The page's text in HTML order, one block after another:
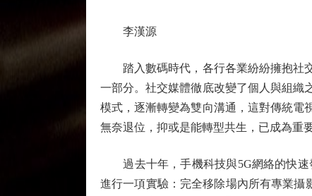
李漢源
踏入數碼時代，各行各業紛紛擁抱社交
一部分。社交媒體徹底改變了個人與組織
模式，逐漸轉變為雙向溝通，這對傳統電
無奈退位，抑或是能轉型共生，已成為重
過去十年，手機科技與5G網絡的快速
進行一項實驗：完全移除場內所有專業攝